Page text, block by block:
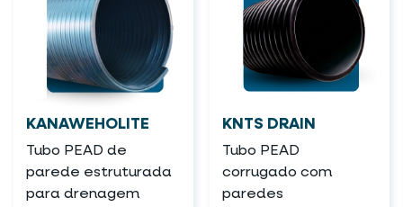
KANAWEHOLITE
Tubo PEAD de
parede estruturada
para drenagem
KNTS DRAIN
Tubo PEAD
corrugado com
paredes